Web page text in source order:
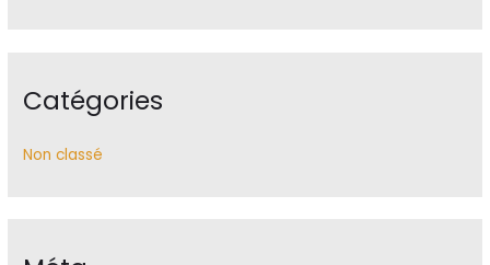
Catégories
Non classé